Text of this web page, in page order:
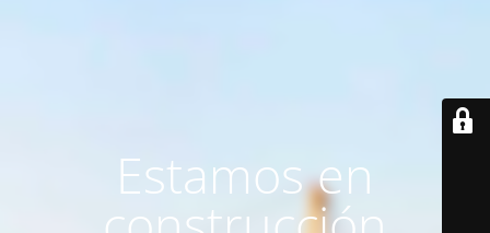
Estamos en